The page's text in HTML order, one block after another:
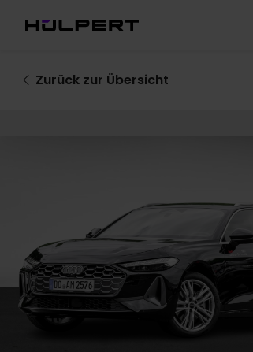
Zurück zur Übersicht